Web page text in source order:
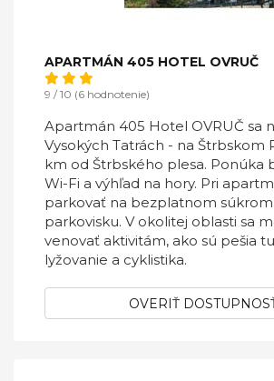
APARTMÁN 405 HOTEL OVRUČ
9 / 10 (6 hodnotenie)
Apartmán 405 Hotel OVRUČ sa
Vysokých Tatrách - na Štrbskom
km od Štrbského plesa. Ponúka
Wi-Fi a výhľad na hory. Pri
parkovať na bezplatnom
parkovisku. V okolitej oblasti sa
venovať aktivitám, ako sú pešia
lyžovanie a cyklistika.
OVERIŤ